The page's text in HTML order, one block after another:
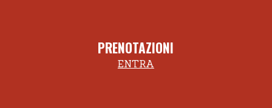
PRENOTAZIONI
ENTRA